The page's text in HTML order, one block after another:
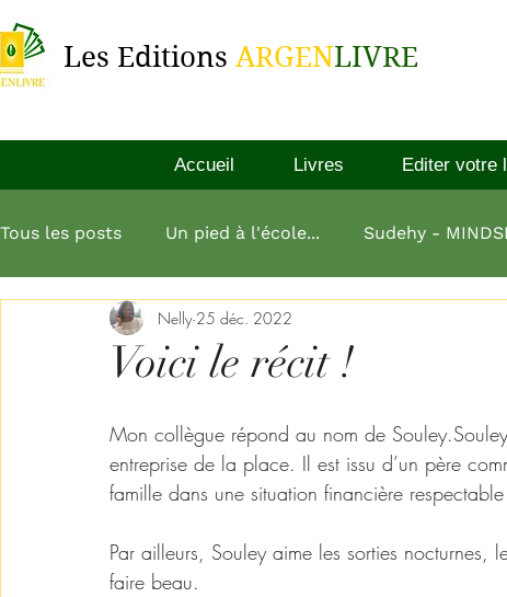
Les Editions ARGENLIVRE
Accueil Livres Editer votre
Tous les posts Un pied à l'école... Sudehy -
L'esprit millionnaire Aliko Dangote
Voici le récit !
Nelly 25 déc. 2022
Mon collègue répond au nom de
entreprise de la place. Il est issu d’un père
famille dans une situation financière
Par ailleurs, Souley aime les sorties
faire beau.